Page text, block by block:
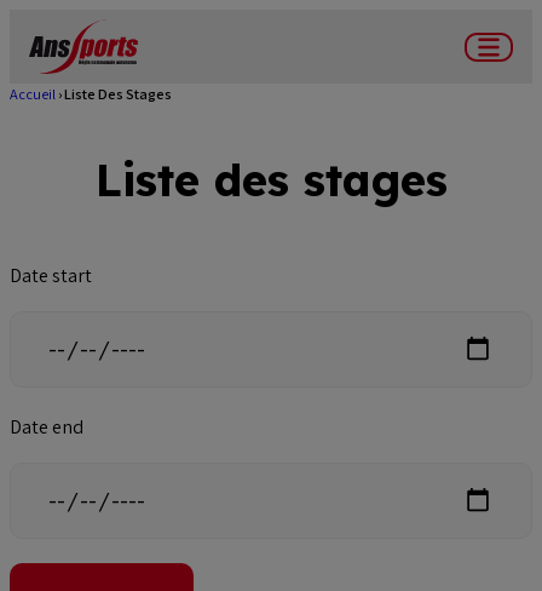
contenu
Menu
d'Ariane
Accueil Liste Des Stages
Liste des stages
Date start
Date end